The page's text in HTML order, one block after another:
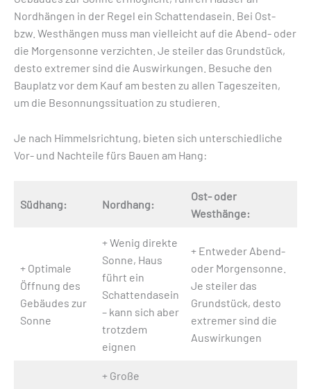
Nordhängen in der Regel ein Schattendasein. Bei Ost-
bzw. Westhängen muss man vielleicht auf die Abend- oder
die Morgensonne verzichten. Je steiler das Grundstück,
desto extremer sind die Auswirkungen. Besuche den
Bauplatz vor dem Kauf am besten zu allen Tageszeiten,
um die Besonnungssituation zu studieren.
Je nach Himmelsrichtung, bieten sich unterschiedliche
Vor- und Nachteile fürs Bauen am Hang:
Südhang: Nordhang:
Ost- oder
Westhänge:
+ Optimale
Öffnung des
Gebäudes zur
Sonne
+ Wenig direkte
Sonne, Haus
führt ein
Schattendasein
– kann sich aber
trotzdem
eignen
+ Entweder Abend-
oder Morgensonne.
Je steiler das
Grundstück, desto
extremer sind die
Auswirkungen
+ Große